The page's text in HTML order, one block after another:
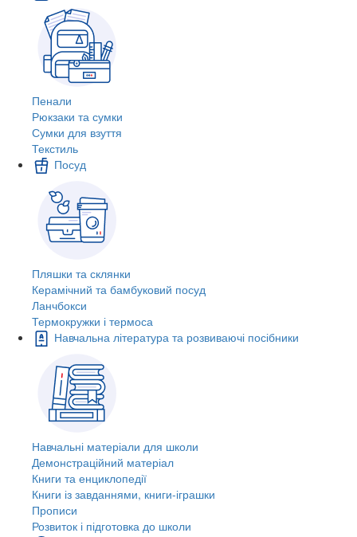
Пенали
Рюкзаки та сумки
Сумки для взуття
Текстиль
Посуд
Пляшки та склянки
Керамічний та бамбуковий посуд
Ланчбокси
Термокружки і термоса
Навчальна література та розвиваючі посібники
Навчальні матеріали для школи
Демонстраційний матеріал
Книги та енциклопедії
Книги із завданнями, книги-іграшки
Прописи
Розвиток і підготовка до школи